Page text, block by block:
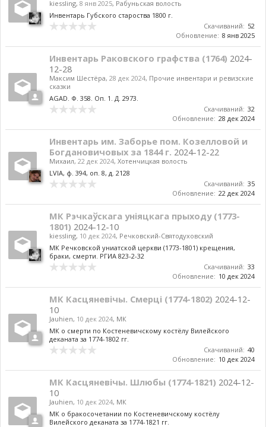
kiessling, 8 янв 2025, Рабуньская волость
Инвентарь Губского староства 1800 г.
Скачиваний: 52
Обновление: 8 янв 2025
Инвентарь Раковского графства (1764) 2024-
12-28
Максим Шестёра, 28 дек 2024, Прочие инвентари и ревизские
сказки
AGAD. Ф. 358. Оп. 1. Д. 2973.
Скачиваний: 32
Обновление: 28 дек 2024
Инвентарь им. Заборье пом. Козелловой и
Богдановичовых за 1844 г. 2024-12-22
Михаил, 22 дек 2024, Хотенчицкая волость
LVIA, ф. 394, оп. 8, д. 2128
Скачиваний: 35
Обновление: 22 дек 2024
МК Рэчкаўскага уніяцкага прыходу (1773-
1801) 2024-12-10
kiessling, 10 дек 2024, Речковский-Святодуховский
МК Речковской униатской церкви (1773-1801) крещения,
браки, смерти. РГИА 823-2-32
Скачиваний: 33
Обновление: 10 дек 2024
МК Касцяневічы. Смерці (1774-1802) 2024-12-
10
Jauhien, 10 дек 2024, МК
МК о смерти по Костеневичскому костёлу Вилейского
деканата за 1774-1802 гг.
Скачиваний: 40
Обновление: 10 дек 2024
МК Касцяневічы. Шлюбы (1774-1821) 2024-12-
10
Jauhien, 10 дек 2024, МК
МК о бракосочетании по Костеневичскому костёлу
Вилейского деканата за 1774-1821 гг.